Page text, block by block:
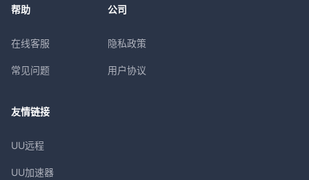
帮助
在线客服
常见问题
公司
隐私政策
用户协议
友情链接
UU远程
UU加速器